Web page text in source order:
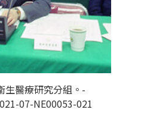
生醫療研究分組。-
07-NE00053-021